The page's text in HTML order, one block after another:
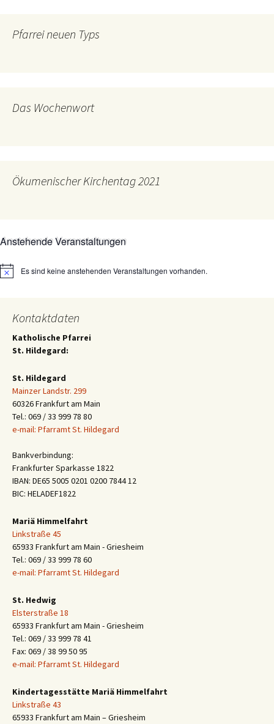
Pfarrei neuen Typs
Das Wochenwort
Ökumenischer Kirchentag 2021
Anstehende Veranstaltungen
HinweisEs sind keine anstehenden Veranstaltungen vorhanden.
Kontaktdaten
Katholische Pfarrei
St. Hildegard:
St. Hildegard
Mainzer Landstr. 299
60326 Frankfurt am Main
Tel.: 069 / 33 999 78 80
e-mail: Pfarramt St. Hildegard
Bankverbindung:
Frankfurter Sparkasse 1822
IBAN: DE65 5005 0201 0200 7844 12
BIC: HELADEF1822
Mariä Himmelfahrt
Linkstraße 45
65933 Frankfurt am Main - Griesheim
Tel.: 069 / 33 999 78 60
e-mail: Pfarramt St. Hildegard
St. Hedwig
Elsterstraße 18
65933 Frankfurt am Main - Griesheim
Tel.: 069 / 33 999 78 41
Fax: 069 / 38 99 50 95
e-mail: Pfarramt St. Hildegard
Kindertagesstätte Mariä Himmelfahrt
Linkstraße 43
65933 Frankfurt am Main – Griesheim